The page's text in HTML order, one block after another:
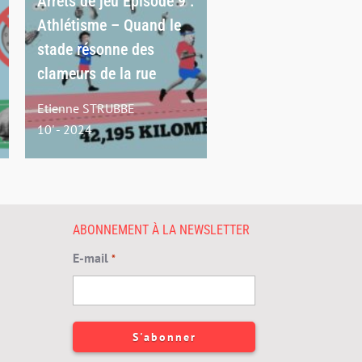
Athlétisme – Quand le
stade résonne des
clameurs de la rue
Etienne STRUBBE
10' - 2024
ABONNEMENT À LA NEWSLETTER
E-mail *